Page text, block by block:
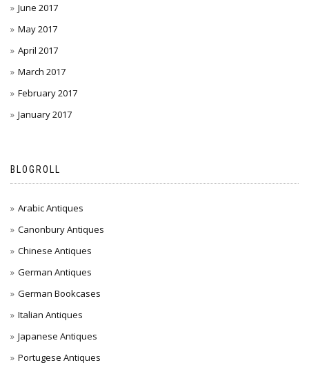
June 2017
May 2017
April 2017
March 2017
February 2017
January 2017
BLOGROLL
Arabic Antiques
Canonbury Antiques
Chinese Antiques
German Antiques
German Bookcases
Italian Antiques
Japanese Antiques
Portugese Antiques